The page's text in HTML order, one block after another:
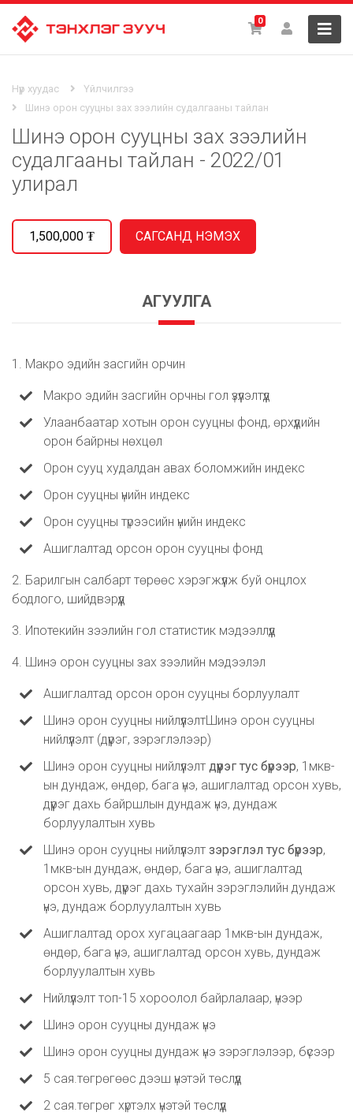
0
Нүүр хуудас
Үйлчилгээ
Шинэ орон сууцны зах зээлийн судалгааны тайлан
Шинэ орон сууцны зах зээлийн
судалгааны тайлан - 2022/01
улирал
1,500,000 ₮
АГУУЛГА
1. Макро эдийн засгийн орчин
Макро эдийн засгийн орчны гол үзүүлэлтүүд
Улаанбаатар хотын орон сууцны фонд, өрхүүдийн
орон байрны нөхцөл
Орон сууц худалдан авах боломжийн индекс
Орон сууцны үнийн индекс
Орон сууцны түрээсийн үнийн индекс
Ашиглалтад орсон орон сууцны фонд
2. Барилгын салбарт төрөөс хэрэгжүүлж буй онцлох
бодлого, шийдвэрүүд
3. Ипотекийн зээлийн гол статистик мэдээллүүд
4. Шинэ орон сууцны зах зээлийн мэдээлэл
Ашиглалтад орсон орон сууцны борлуулалт
Шинэ орон сууцны нийлүүлэлтШинэ орон сууцны
нийлүүлэлт (дүүрэг, зэрэглэлээр)
Шинэ орон сууцны нийлүүлэлт дүүрэг тус бүрээр, 1мкв-
ын дундаж, өндөр, бага үнэ, ашиглалтад орсон хувь,
дүүрэг дахь байршлын дундаж үнэ, дундаж
борлуулалтын хувь
Шинэ орон сууцны нийлүүлэлт зэрэглэл тус бүрээр,
1мкв-ын дундаж, өндөр, бага үнэ, ашиглалтад
орсон хувь, дүүрэг дахь тухайн зэрэглэлийн дундаж
үнэ, дундаж борлуулалтын хувь
Ашиглалтад орох хугацаагаар 1мкв-ын дундаж,
өндөр, бага үнэ, ашиглалтад орсон хувь, дундаж
борлуулалтын хувь
Нийлүүлэлт топ-15 хороолол байрлалаар, үнээр
Шинэ орон сууцны дундаж үнэ
Шинэ орон сууцны дундаж үнэ зэрэглэлээр, бүсээр
5 сая.төгрөгөөс дээш үнэтэй төслүүд
2 сая.төгрөг хүртэлх үнэтэй төслүүд